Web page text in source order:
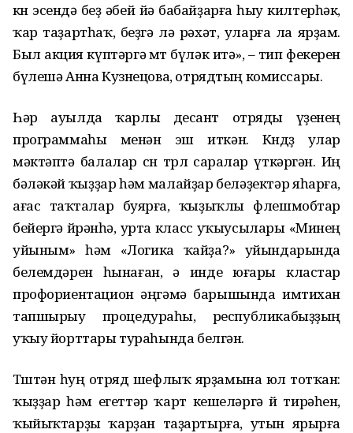
көн эсендә беҙ әбей йә бабайҙарға һыу килтерһәк,
ҡар таҙартһаҡ, беҙгә лә рәхәт, уларға ла ярҙам.
Был акция күптәргә өмөт бүләк итә», – тип фекерен
бүлешә Анна Кузнецова, отрядтың комиссары.
Һәр ауылда ҡарлы десант отряды үҙенең
программаһы менән эш иткән. Көндөҙ улар
мәктәптә балалар өсөн төрлө саралар үткәргән. Иң
бәләкәй ҡыҙҙар һәм малайҙар беләҙектәр яһарға,
ағас таҡталар буярға, ҡыҙыҡлы флешмобтар
бейергә өйрәнһә, урта класс уҡыусылары «Минең
уйыным» һәм «Логика ҡайҙа?» уйындарында
белемдәрен һынаған, ә инде юғары кластар
профориентацион әңгәмә барышында имтихан
тапшырыу процедураһы, республикабыҙҙың
уҡыу йорттары тураһында белгән.
Төштән һуң отряд шефлыҡ ярҙамына юл тотҡан:
ҡыҙҙар һәм егеттәр ҡарт кешеләргә өй тирәһен,
ҡыйыҡтарҙы ҡарҙан таҙартырға, утын ярырға